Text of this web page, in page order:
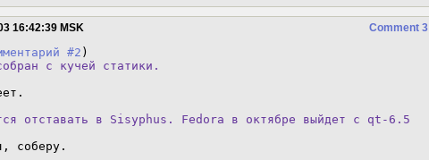
Comment 3
16:42:39 MSK
#2
с кучей статики.
отставать в Sisyphus. Fedora в октябре выйдет с qt-6.5
соберу.